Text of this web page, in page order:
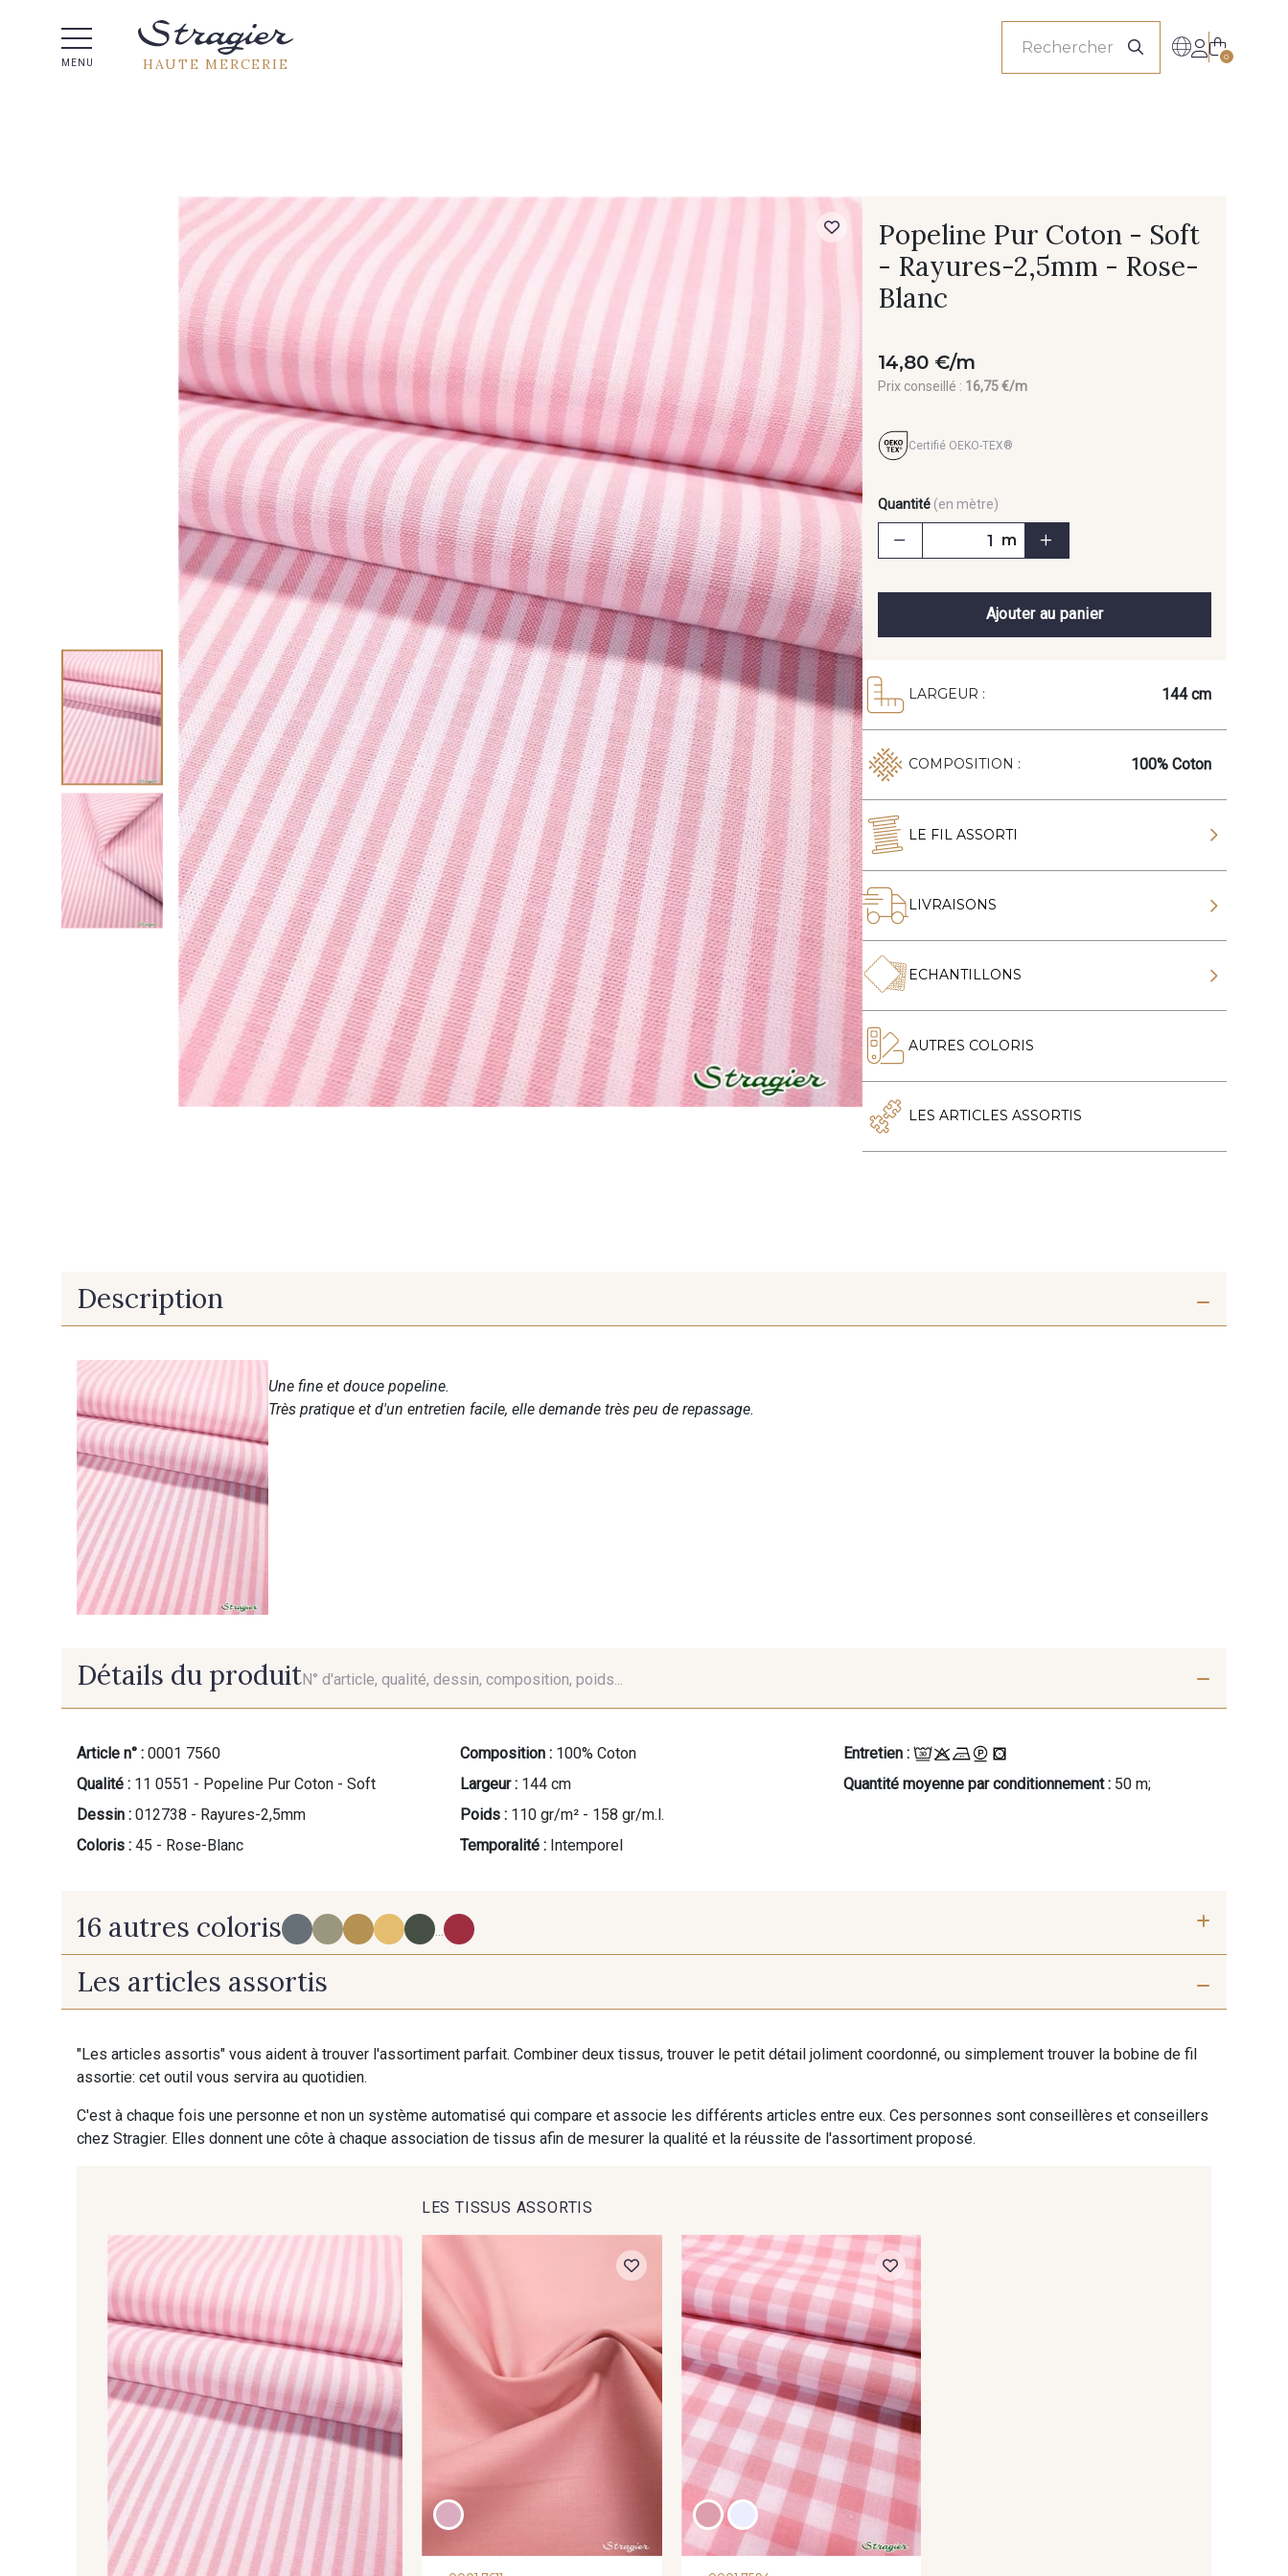
MENU HAUTE MERCERIE 0
Popeline Pur Coton - Soft
- Rayures-2,5mm - Rose-
Blanc
14,80 €/m
Prix conseillé : 16,75 €/m
Certifié OEKO-TEX®
Quantité (en mètre)
m
Ajouter au panier
LARGEUR : 144 cm
COMPOSITION : 100% Coton
LE FIL ASSORTI
LIVRAISONS
ECHANTILLONS
AUTRES COLORIS
LES ARTICLES ASSORTIS
Description
Une fine et douce popeline.
Très pratique et d'un entretien facile, elle demande très peu de repassage.
Détails du produitN° d'article, qualité, dessin, composition, poids...
Article n° : 0001 7560
Qualité : 11 0551 - Popeline Pur Coton - Soft
Dessin : 012738 - Rayures-2,5mm
Coloris : 45 - Rose-Blanc
Composition : 100% Coton
Largeur : 144 cm
Poids : 110 gr/m² - 158 gr/m.l.
Temporalité : Intemporel
Entretien :
Quantité moyenne par conditionnement : 50 m;
16 autres coloris
30 - Gris-Blanc 39 - Beige-Blanc
38 - Menthe-Blanc 37 - Vert Canard-Blanc
Les articles assortis
"Les articles assortis" vous aident à trouver l'assortiment parfait. Combiner deux tissus, trouver le petit détail joliment coordonné, ou simplement trouver la bobine de fil
assortie: cet outil vous servira au quotidien.
C'est à chaque fois une personne et non un système automatisé qui compare et associe les différents articles entre eux. Ces personnes sont conseillères et conseillers
chez Stragier. Elles donnent une côte à chaque association de tissus afin de mesurer la qualité et la réussite de l'assortiment proposé.
LES TISSUS ASSORTIS